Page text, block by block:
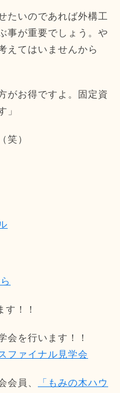
たいのであれば外構工
事が重要でしょう。や
えてはいませんから
がお得ですよ。固定資
」
笑）
！！
会を行います！！
ファイナル見学会
会員、
「もみの木ハウ